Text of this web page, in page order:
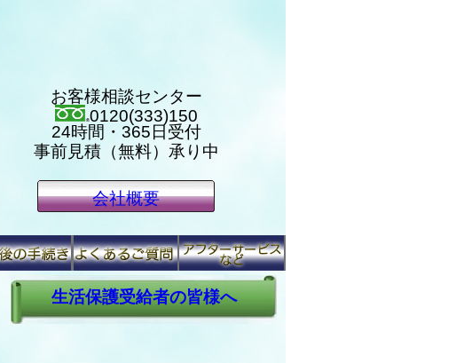
お客様相談センター
0120(333)150
24時間・365日受付
事前見積（無料）承り中
会社概要
生活保護受給者の皆様へ